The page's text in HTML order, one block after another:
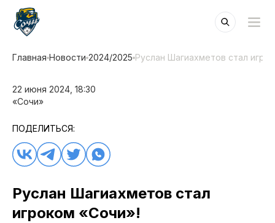
Главная Новости 2024/2025 Руслан Шагиахметов стал
22 июня 2024, 18:30
«Сочи»
ПОДЕЛИТЬСЯ:
Руслан Шагиахметов стал
игроком «Сочи»!